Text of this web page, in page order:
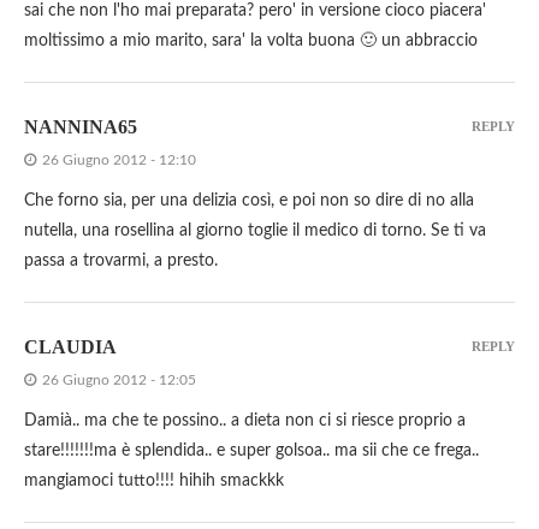
sai che non l'ho mai preparata? pero' in versione cioco piacera'
moltissimo a mio marito, sara' la volta buona 🙂 un abbraccio
NANNINA65
26 Giugno 2012 - 12:10
Che forno sia, per una delizia così, e poi non so dire di no alla
nutella, una rosellina al giorno toglie il medico di torno. Se ti va
passa a trovarmi, a presto.
REPLY
CLAUDIA
26 Giugno 2012 - 12:05
Damià.. ma che te possino.. a dieta non ci si riesce proprio a
stare!!!!!!!ma è splendida.. e super golsoa.. ma sii che ce frega..
mangiamoci tutto!!!! hihih smackkk
REPLY